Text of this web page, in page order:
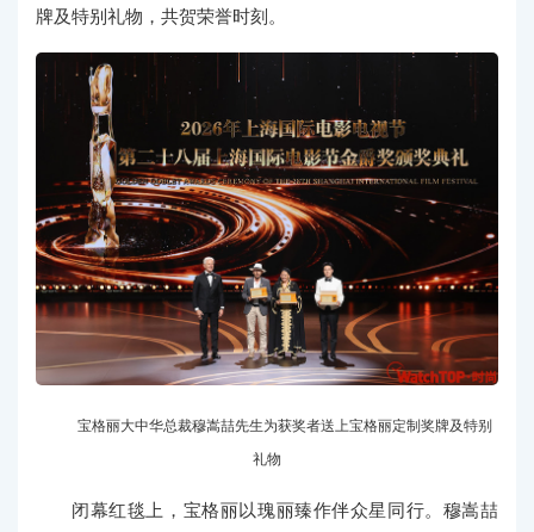
牌及特别礼物，共贺荣誉时刻。
宝格丽大中华总裁穆嵩喆先生为获奖者送上宝格丽定制奖牌及特别
礼物
闭幕红毯上，宝格丽以瑰丽臻作伴众星同行。穆嵩喆